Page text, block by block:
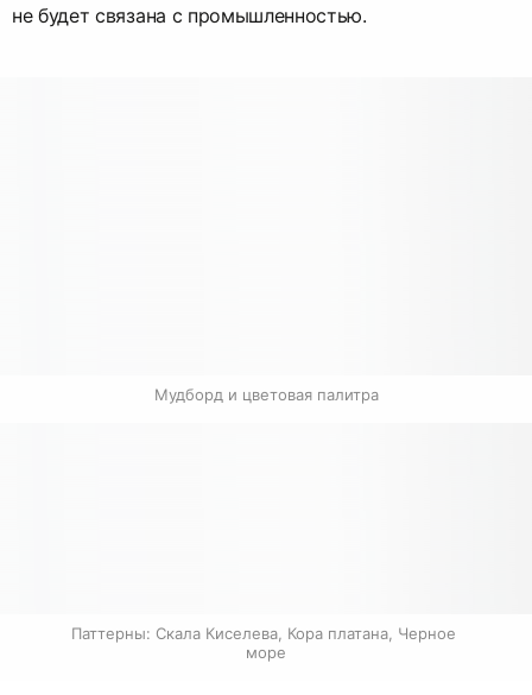
не будет связана с промышленностью.
Мудборд и цветовая палитра
Паттерны: Скала Киселева, Кора платана, Черное
море